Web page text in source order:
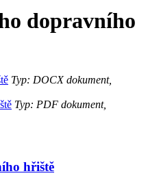
dopravního
Typ: DOCX dokument,
Typ: PDF dokument,
hřiště